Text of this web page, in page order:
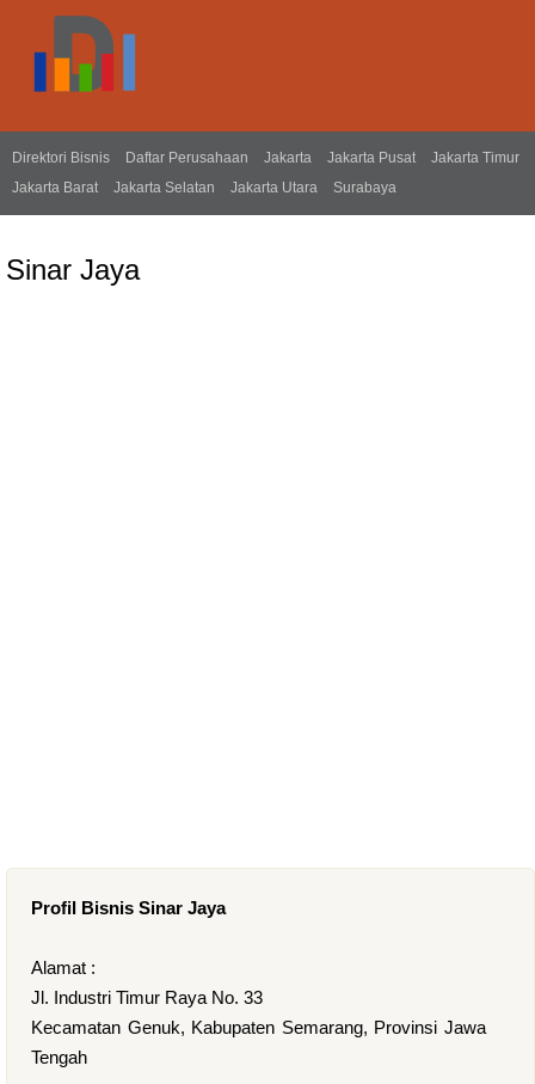
Direktori Bisnis Daftar Perusahaan Jakarta Jakarta Pusat
Jakarta Timur
Jakarta Barat
Jakarta Selatan Jakarta Utara Surabaya
Sinar Jaya
Profil Bisnis Sinar Jaya
Alamat :
Jl. Industri Timur Raya No. 33
Kecamatan Genuk, Kabupaten Semarang, Provinsi Jawa
Tengah